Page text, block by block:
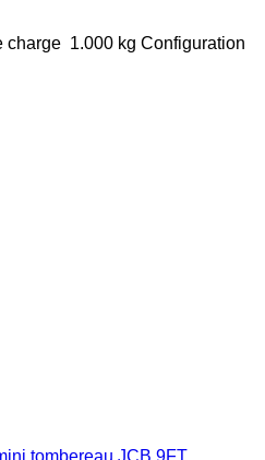
charge 1.000 kg Configuration
tombereau JCB 9FT